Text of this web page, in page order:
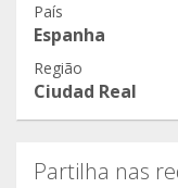
País
Espanha
Região
Ciudad Real
Partilha nas